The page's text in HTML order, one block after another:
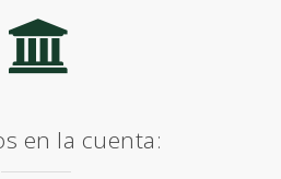
en la cuenta: